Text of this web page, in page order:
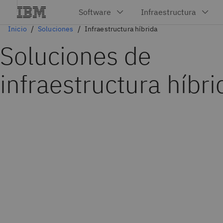
Inicio Soluciones Infraestructura híbrida
Soluciones de
infraestructura